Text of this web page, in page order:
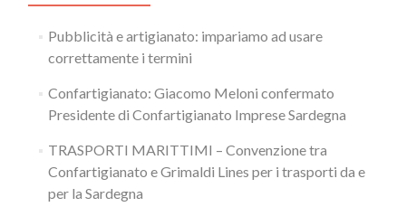
Pubblicità e artigianato: impariamo ad usare
correttamente i termini
Confartigianato: Giacomo Meloni confermato
Presidente di Confartigianato Imprese Sardegna
TRASPORTI MARITTIMI – Convenzione tra
Confartigianato e Grimaldi Lines per i trasporti da e
per la Sardegna